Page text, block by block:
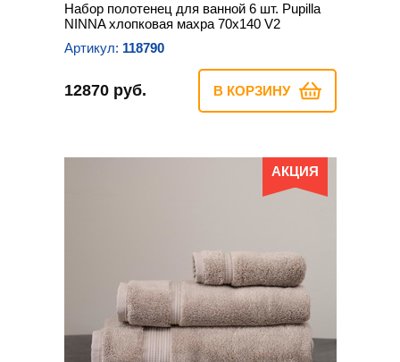
Набор полотенец для ванной 6 шт. Pupilla
NINNA хлопковая махра 70х140 V2
Артикул: 118790
12870 руб. В КОРЗИНУ
АКЦИЯ